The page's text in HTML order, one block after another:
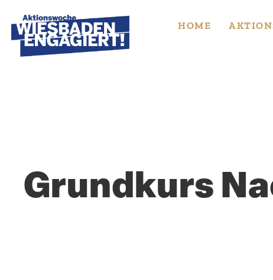
to
content
HOME
Grundkurs